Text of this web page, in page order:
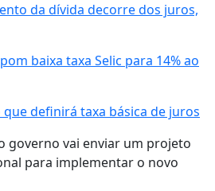
da dívida decorre dos juros,
baixa taxa Selic para 14% ao
definirá taxa básica de juros
governo vai enviar um projeto
para implementar o novo